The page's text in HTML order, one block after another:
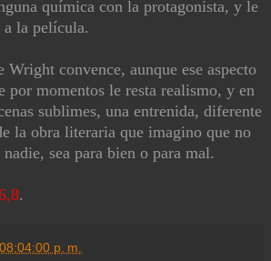
química con la protagonista, y le
la película.
Wright convence, aunque ese aspecto
por momentos le resta realismo, y en
sublimes, una entrenida, diferente
la obra literaria que imagino que no
sea para bien o para mal.
.
p. m.